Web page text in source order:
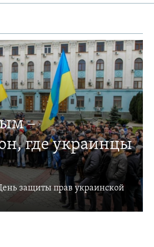
–
где украинцы
защиты прав украинской